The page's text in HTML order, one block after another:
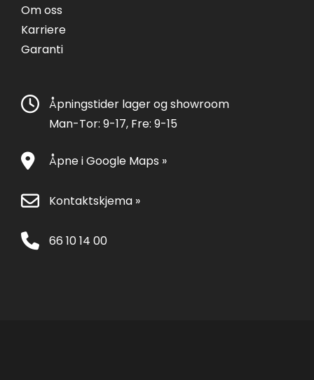
Om oss
Karriere
Garanti
Åpningstider lager og showroom
Man-Tor: 9-17, Fre: 9-15
Åpne i Google Maps »
Kontaktskjema »
66 10 14 00